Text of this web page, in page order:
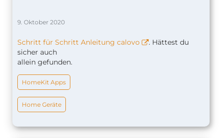
9. Oktober 2020
Schritt für Schritt Anleitung calovo
. Hättest du
sicher auch
allein gefunden.
HomeKit Apps
Home Geräte